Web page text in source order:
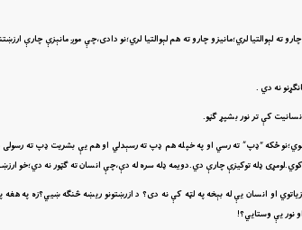
لري؛مانيزو چارو ته هم لېوالتيا لري؛نو دادى،چې موږ مانېزې چارې
نه دي .
کې تر نور بشپړ ګڼو.
ځکه “ډپ” ته رسي او په خپله هم ډپ ته رسېدلي او هم يې بشريت ډپ ته رسولى
ډله توکيزې چارې دي.دويمه ډله سره له دې،چې انسان ته ګټور نه دي؛خو
او انسان يې له بېخه په لټه کې نه دى؟ د ازرښتونو ريښه څنګه ښيي؟زه په
نور يې وستايي؟!